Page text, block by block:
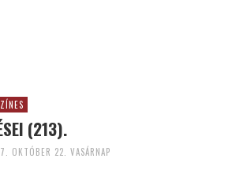
(213).
OKTÓBER 22. VASÁRNAP